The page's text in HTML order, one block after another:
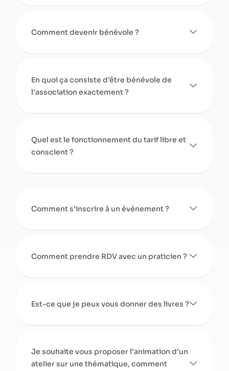
Comment devenir bénévole ?
En quoi ça consiste d’être bénévole de
l’association exactement ?
Quel est le fonctionnement du tarif libre et
conscient ?
Comment s’inscrire à un événement ?
Comment prendre RDV avec un praticien ?
Est-ce que je peux vous donner des livres ?
Je souhaite vous proposer l’animation d’un
atelier sur une thématique, comment